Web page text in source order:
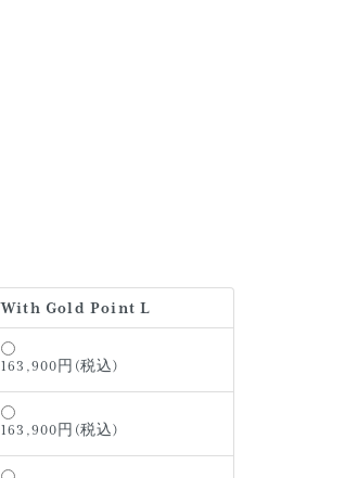
With Gold Point L
163,900円(税込)
163,900円(税込)